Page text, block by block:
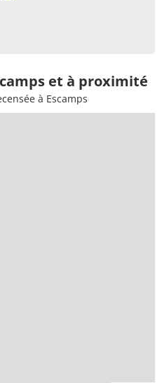
et à proximité
à Escamps